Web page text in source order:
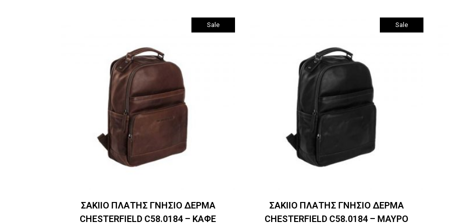
€230.00.
€230.00.
Sale
Προσθήκη στο καλάθι
ΣΑΚΙΙΟ ΠΛΑΤΗΣ ΓΝΗΣΙΟ ΔΕΡΜΑ
CHESTERFIELD C58.0184 – ΚΑΦΕ
Sale
Προσθήκη στο καλάθι
ΣΑΚΙΙΟ ΠΛΑΤΗΣ ΓΝΗΣΙΟ ΔΕΡΜΑ
CHESTERFIELD C58.0184 – ΜΑΥΡΟ